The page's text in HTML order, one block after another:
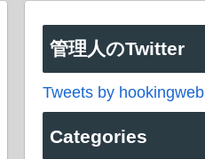
管理人のTwitter
Tweets by hookingweb
Categories